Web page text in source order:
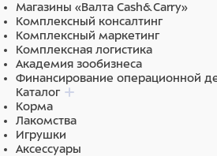
Магазины «Валта Cash&Carry»
Комплексный консалтинг
Комплексный маркетинг
Комплексная логистика
Академия зообизнеса
Финансирование операционной
Каталог
Корма
Лакомства
Игрушки
Аксессуары